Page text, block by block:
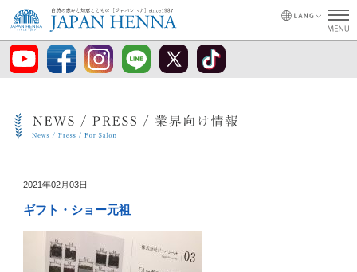
2021年02月03日
ギフト・ショー元祖